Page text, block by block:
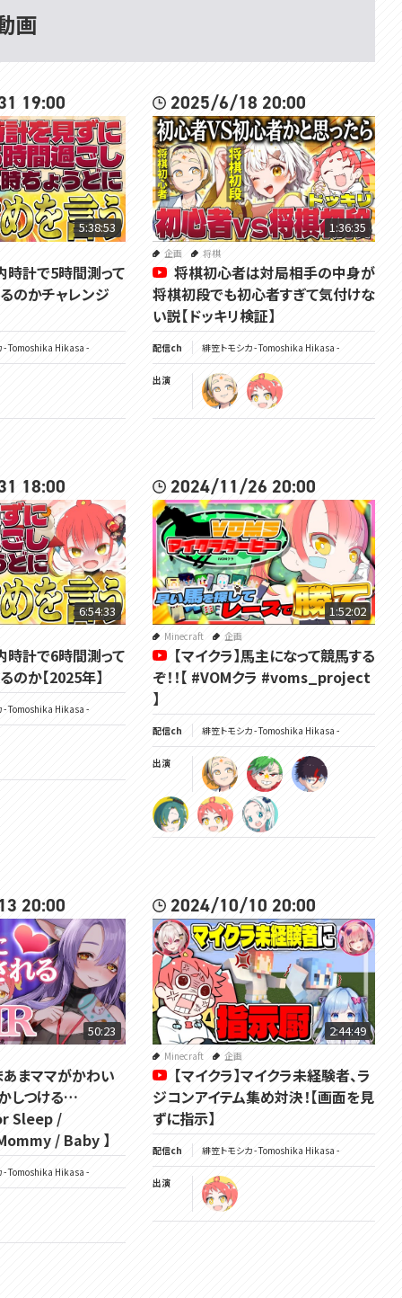
画
19:00
5:38:53
時計で5時間測って
のかチャレンジ
- Tomoshika Hikasa -
2025/6/18 20:00
1:36:35
企画 将棋
将棋初心者は対局相手の中身が
将棋初段でも初心者すぎて気付けな
い説【ドッキリ検証】
配信ch 緋笠トモシカ - Tomoshika Hikasa -
出演
18:00
6:54:33
時計で6時間測って
のか【2025年】
- Tomoshika Hikasa -
2024/11/26 20:00
1:52:02
Minecraft 企画
【マイクラ】馬主になって競馬する
ぞ！！【 #VOMクラ #voms_project
】
配信ch 緋笠トモシカ - Tomoshika Hikasa -
出演
20:00
50:23
あまママがかわい
しつける…
Sleep /
/ Baby 】
- Tomoshika Hikasa -
2024/10/10 20:00
2:44:49
Minecraft 企画
【マイクラ】マイクラ未経験者、ラ
ジコンアイテム集め対決！【画面を見
ずに指示】
配信ch 緋笠トモシカ - Tomoshika Hikasa -
出演